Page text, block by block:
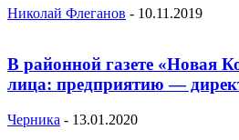
Николай Флеганов - 10.11.2019
В районной газете «Новая
лица: предприятию —
Черника - 13.01.2020